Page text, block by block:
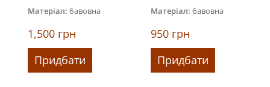
Матеріал: бавовна
1,500 грн
Придбати
Матеріал: бавовна
950 грн
Придбати